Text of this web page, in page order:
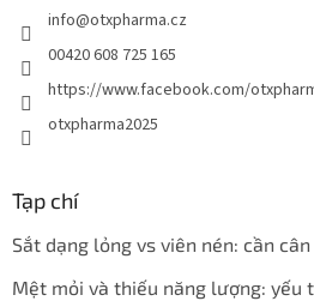
info@otxpharma.cz
00420 608 725 165
https://www.facebook.com/
otxpharma2025
Tạp chí
Sắt dạng lỏng vs viên nén: cần
Mệt mỏi và thiếu năng lượng: yếu